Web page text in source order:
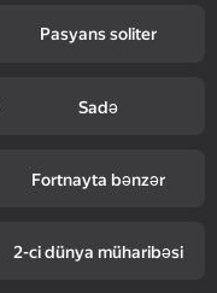
Pasyans soliter
Sadə
Fortnayta bənzər
2-ci dünya müharibəsi